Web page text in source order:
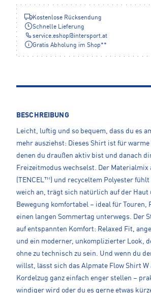
Kostenlose Rücksendung
Schnelle Lieferung
service.eshop@intersport.at
Gratis Abholung im Shop**
BESCHREIBUNG
Leicht, luftig und so bequem, dass du es
mehr ausziehst: Dieses Shirt ist für warme
denen du draußen aktiv bist und danach
Freizeitmodus wechselst. Der Materialmix
(TENCEL™) und recyceltem Polyester
weich an, trägt sich natürlich auf der Haut
Bewegung komfortabel – ideal für Touren,
einen langen Sommertag unterwegs. Der
auf entspannten Komfort: Relaxed Fit,
und ein moderner, unkomplizierter Look,
ohne zu technisch zu sein. Und wenn du
willst, lässt sich das Alpmate Flow Shirt W
Kordelzug ganz einfach enger stellen –
windiger wird oder du es gerne etwas